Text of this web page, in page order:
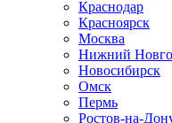
Краснодар
Красноярск
Москва
Нижний
Новосибирск
Омск
Пермь
Ростов-на-